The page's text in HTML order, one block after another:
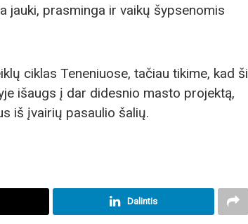
jauki, prasminga ir vaikų šypsenomis
ciklas Teneniuose, tačiau tikime, kad ši
išaugs į dar didesnio masto projektą,
iš įvairių pasaulio šalių.
Dalintis